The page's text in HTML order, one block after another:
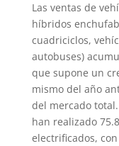
Las ventas de
híbridos
cuadriciclos,
autobuses)
que supone un
mismo del año
del mercado
han realizado
electrificados,